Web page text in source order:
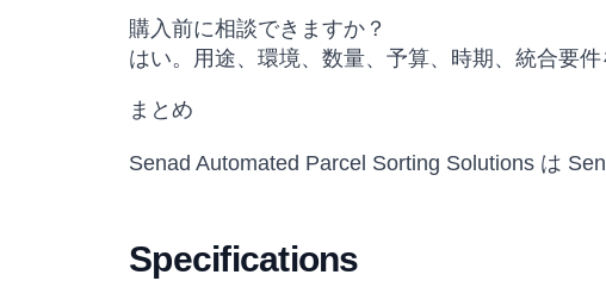
購入前に相談できますか？
はい。用途、環境、数量、予算、時期、統合要件
まとめ
Senad Automated Parcel Sorting Solutions は
Specifications